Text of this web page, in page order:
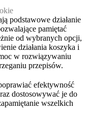
podstawowe działanie
pamiętać
od wybranych opcji,
działania koszyka i
w rozwiązywaniu
przepisów.
efektywność
dostosowywać je do
wszelkich